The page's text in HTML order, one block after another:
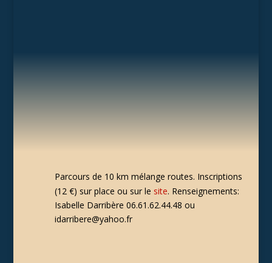
Parcours de 10 km mélange routes. Inscriptions
(12 €) sur place ou sur le site. Renseignements:
Isabelle Darribère 06.61.62.44.48 ou
idarribere@yahoo.fr